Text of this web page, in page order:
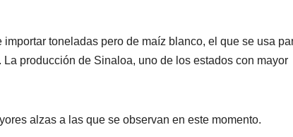
toneladas pero de maíz blanco, el que se usa
producción de Sinaloa, uno de los estados con mayor
alzas a las que se observan en este momento.